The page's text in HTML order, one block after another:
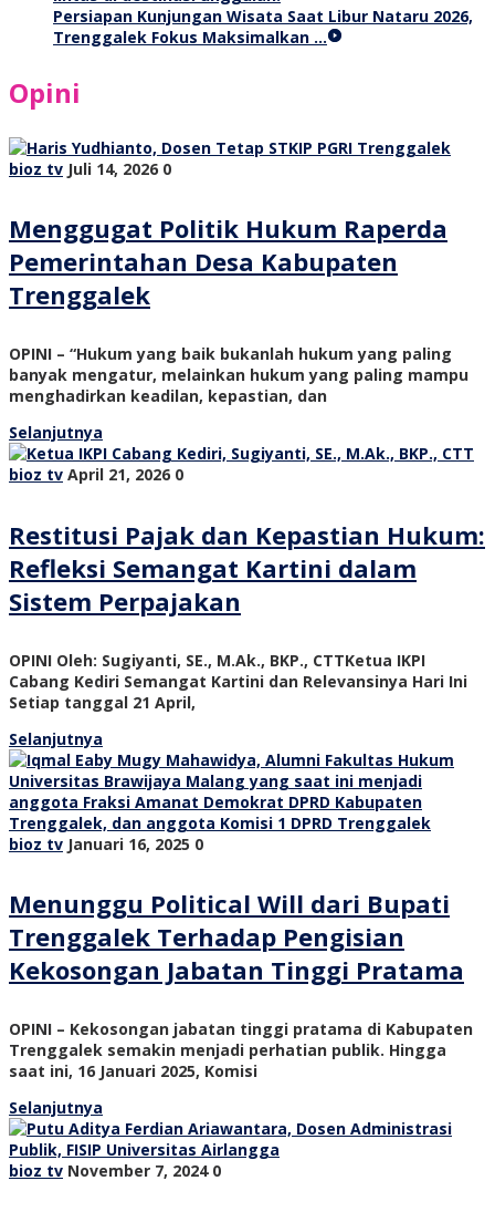
Persiapan Kunjungan Wisata Saat Libur Nataru 2026,
Trenggalek Fokus Maksimalkan …
Opini
bioz tv Juli 14, 2026 0
Menggugat Politik Hukum Raperda
Pemerintahan Desa Kabupaten
Trenggalek
OPINI – “Hukum yang baik bukanlah hukum yang paling
banyak mengatur, melainkan hukum yang paling mampu
menghadirkan keadilan, kepastian, dan
Selanjutnya
bioz tv April 21, 2026 0
Restitusi Pajak dan Kepastian Hukum:
Refleksi Semangat Kartini dalam
Sistem Perpajakan
OPINI Oleh: Sugiyanti, SE., M.Ak., BKP., CTTKetua IKPI
Cabang Kediri Semangat Kartini dan Relevansinya Hari Ini
Setiap tanggal 21 April,
Selanjutnya
bioz tv Januari 16, 2025 0
Menunggu Political Will dari Bupati
Trenggalek Terhadap Pengisian
Kekosongan Jabatan Tinggi Pratama
OPINI – Kekosongan jabatan tinggi pratama di Kabupaten
Trenggalek semakin menjadi perhatian publik. Hingga
saat ini, 16 Januari 2025, Komisi
Selanjutnya
bioz tv November 7, 2024 0